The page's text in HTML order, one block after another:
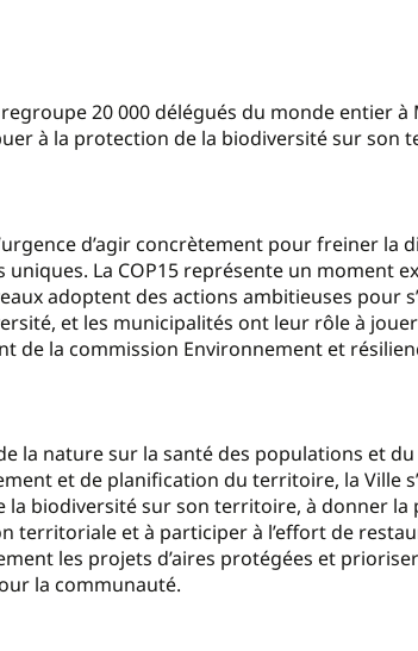
20 000 délégués du monde entier
à la protection de la biodiversité sur son
d’agir concrètement pour freiner la
uniques. La COP15 représente un moment
adoptent des actions ambitieuses pour
et les municipalités ont leur rôle à
de la commission Environnement et
la nature sur la santé des populations et
et de planification du territoire, la Ville
la biodiversité sur son territoire, à donner
territoriale et à participer à l’effort de
les projets d’aires protégées et
la communauté.